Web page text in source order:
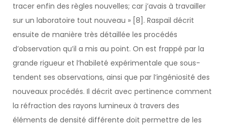
tracer enfin des règles nouvelles; car j’avais à travailler
sur un laboratoire tout nouveau » [8]. Raspail décrit
ensuite de manière très détaillée les procédés
d’observation qu’il a mis au point. On est frappé par la
grande rigueur et l’habileté expérimentale que sous-
tendent ses observations, ainsi que par l’ingéniosité des
nouveaux procédés. Il décrit avec pertinence comment
la réfraction des rayons lumineux à travers des
éléments de densité différente doit permettre de les